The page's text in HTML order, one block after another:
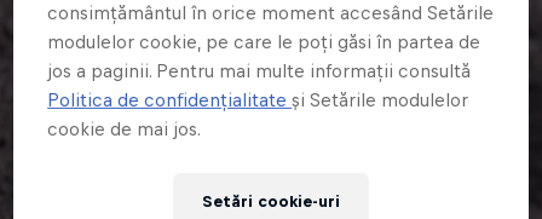
consimțământul în orice moment accesând Setările
modulelor cookie, pe care le poți găsi în partea de
jos a paginii. Pentru mai multe informații consultă
Politica de confidențialitateși Setările modulelor
cookie de mai jos.
Setări cookie-uri